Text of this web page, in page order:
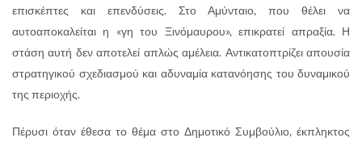
επισκέπτες και επενδύσεις. Στο Αμύνταιο, που θέλει να
αυτοαποκαλείται η «γη του Ξινόμαυρου», επικρατεί απραξία. Η
στάση αυτή δεν αποτελεί απλώς αμέλεια. Αντικατοπτρίζει απουσία
στρατηγικού σχεδιασμού και αδυναμία κατανόησης του δυναμικού
της περιοχής.
Πέρυσι όταν έθεσα το θέμα στο Δημοτικό Συμβούλιο, έκπληκτος